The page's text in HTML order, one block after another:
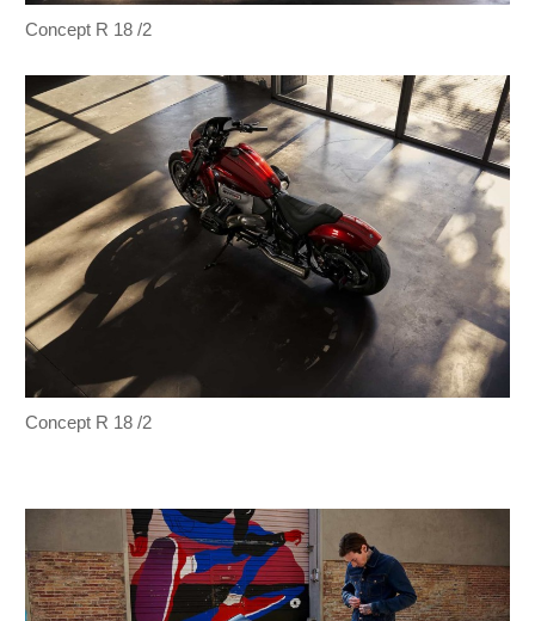
Concept R 18 /2
Concept R 18 /2